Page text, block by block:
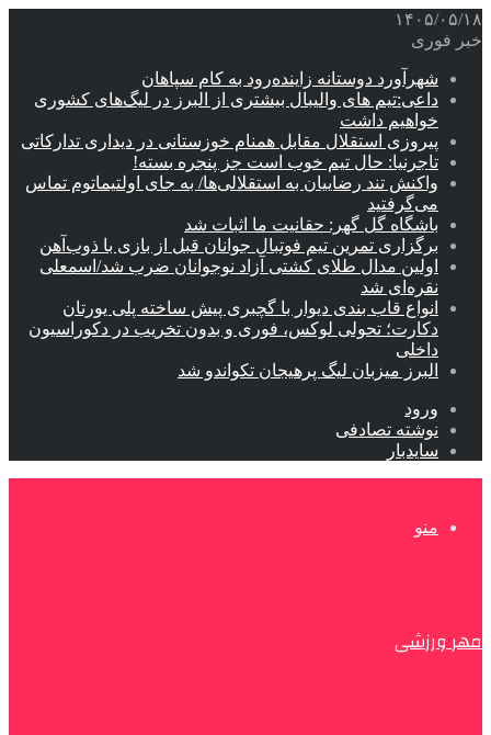
۱۴۰۵/۰۵/۱۸
خبر فوری
شهرآورد دوستانه زاینده‌رود به کام سپاهان
داعی:تیم های والیبال بیشتری از البرز در لیگ‌های کشوری
خواهیم داشت
پیروزی استقلال مقابل همنام خوزستانی در دیداری تدارکاتی
تاجرنیا: حال تیم خوب است جز پنجره بسته!
واکنش تند رضاییان به استقلالی‌ها/ به جای اولتیماتوم تماس
می‌گرفتید
باشگاه گل گهر: حقانیت ما اثبات شد
برگزاری تمرین تیم فوتبال جوانان قبل از بازی با ذوب‌آهن
اولین مدال طلای کشتی آزاد نوجوانان ضرب شد/اسمعلی
نقره‌ای شد
انواع قاب بندی دیوار با گچبری پیش ساخته پلی یورتان
دکارت؛ تحولی لوکس، فوری و بدون تخریب در دکوراسیون
داخلی
البرز میزبان لیگ پرهیجان تکواندو شد
ورود
نوشته تصادفی
سایدبار
منو
مهر ورزشی